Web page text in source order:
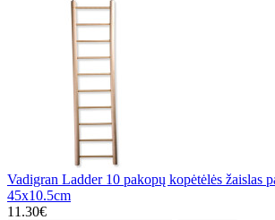
Vadigran Ladder 10 pakopų kopėtėlės žaislas
45x10.5cm
11.30€